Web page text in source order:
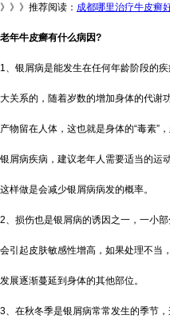
》》》推荐阅读： 成都哪里治疗牛皮癣
老年牛皮癣有什么病因?
1、银屑病是能发生在任何年龄阶段的
大关系的，随着岁数的增加身体的代谢
产物留在人体，这也就是身体的“毒素”
银屑病疾病，建议老年人需要适当的运
这样做是会减少银屑病病发的概率。
2、损伤也是银屑病的诱因之一，一小
会引起皮肤敏感性增高，如果处理不当
发展逐渐蔓延到身体的其他部位。
3、在秋冬季是银屑病常常发生的季节